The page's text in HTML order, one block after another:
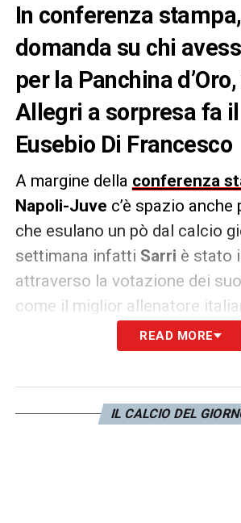
In conferenza
domanda su chi
per la Panchina
Allegri a sorpresa fa
Eusebio Di Francesco
A margine della conferenza
Napoli-Juve c’è spazio
che esulano un pò dal calcio
settimana infatti Sarri è stato
attraverso la votazione dei
come il miglior allenatore
passata stagione, superando
manciata di punti proprio Max
sono mancati: «Sarri si è
per il gran lavoro fatto a
READ MORE
IL CALCIO DEL